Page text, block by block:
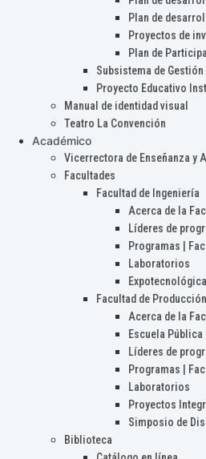
Plan de
Proyectos de
Plan de
Subsistema de Gestión
Proyecto Educativo
Manual de identidad visual
Teatro La Convención
Académico
Vicerrectora de Enseñanza y
Facultades
Facultad de Ingeniería
Acerca de la
Líderes de
Programas |
Laboratorios
Expotecnológica
Facultad de
Acerca de la
Escuela Pública
Líderes de
Programas |
Laboratorios
Proyectos
Simposio de
Biblioteca